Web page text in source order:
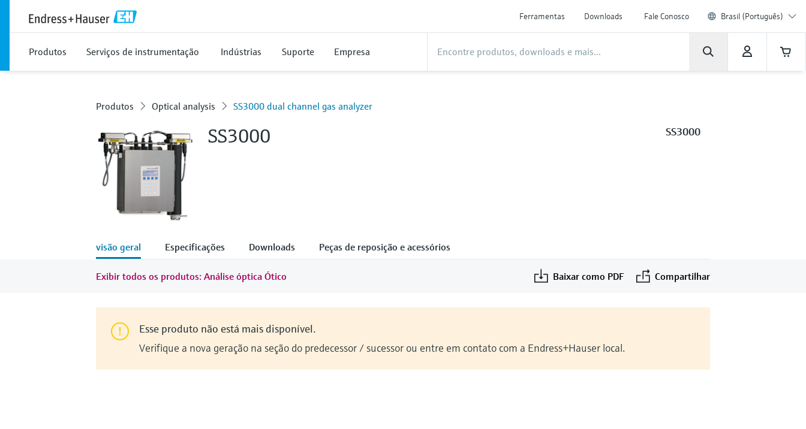
Ferramentas Downloads Fale Conosco Brasil (Português)
Produtos Serviços de instrumentação Indústrias Suporte Empresa
Produtos Optical analysis SS3000 dual channel gas analyzer
SS3000 SS3000
visão geral Especificações Downloads Peças de reposição e acessórios
Exibir todos os produtos: Análise óptica Ótico Baixar como PDF Compartilhar
Esse produto não está mais disponível.
Verifique a nova geração na seção do predecessor / sucessor ou entre em contato com a Endress+Hauser local.